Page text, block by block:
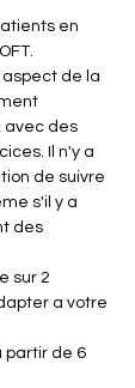
en
de la
avec des
Il n'y a
de suivre
s'il y a
des
sur 2
a votre
partir de 6